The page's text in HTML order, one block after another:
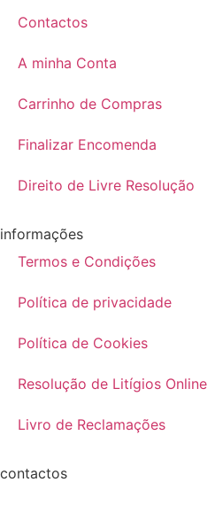
Contactos
A minha Conta
Carrinho de Compras
Finalizar Encomenda
Direito de Livre Resolução
informações
Termos e Condições
Política de privacidade
Política de Cookies
Resolução de Litígios Online
Livro de Reclamações
contactos